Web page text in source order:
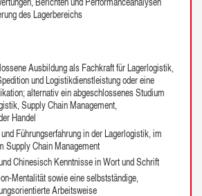
des Lagerbereichs
Ausbildung als Fachkraft für Lagerlogistik,
und Logistikdienstleistung oder eine
alternativ ein abgeschlossenes Studium
Supply Chain Management,
Handel
Führungserfahrung in der Lagerlogistik, im
Supply Chain Management
Chinesisch Kenntnisse in Wort und Schrift
Mentalität sowie eine selbstständige,
Arbeitsweise